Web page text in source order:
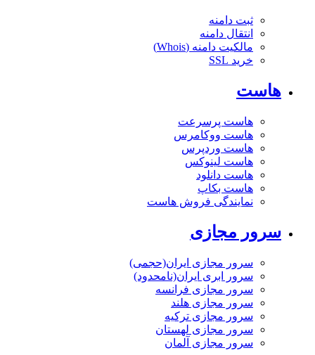
ثبت دامنه
انتقال دامنه
مالکیت دامنه (Whois)
خرید SSL
هاست
هاست پرسرعت
هاست ووکامرس
هاست وردپرس
هاست لینوکس
هاست دانلود
هاست بکاپ
نمایندگی فروش هاست
سرور مجازی
سرور مجازی ایران(حجمی)
سرور ابری ایران(نامحدود)
سرور مجازی فرانسه
سرور مجازی هلند
سرور مجازی ترکیه
سرور مجازی لهستان
سرور مجازی آلمان